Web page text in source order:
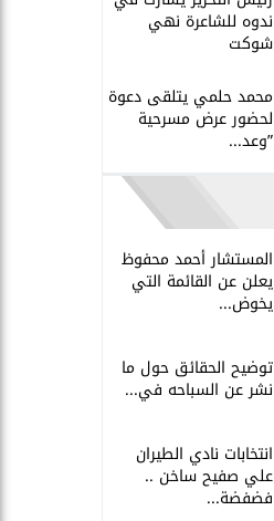
ندوه للشاعرة نهي
شوكت
محمد حلمي يتلقى دعوة
لحضور عرض مسرحية
”وعد...
المستشار أحمد محفوظ
يعلن عن القائمة التي
يخوض...
توضيح الحقائق حول ما
نشر عن السباحه في...
انتخابات نادي الطيران
علي صفيح ساخن ..
فضفضة...